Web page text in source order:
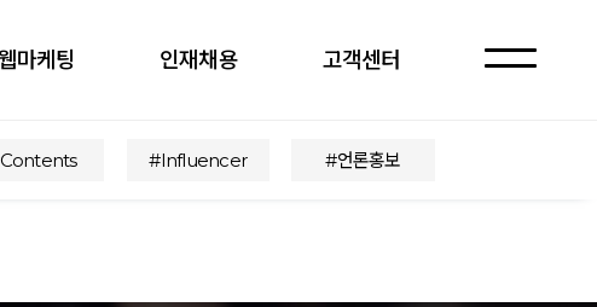
자주 묻는 질문
마케팅 인재채용 고객센터
#Influencer #언론홍보